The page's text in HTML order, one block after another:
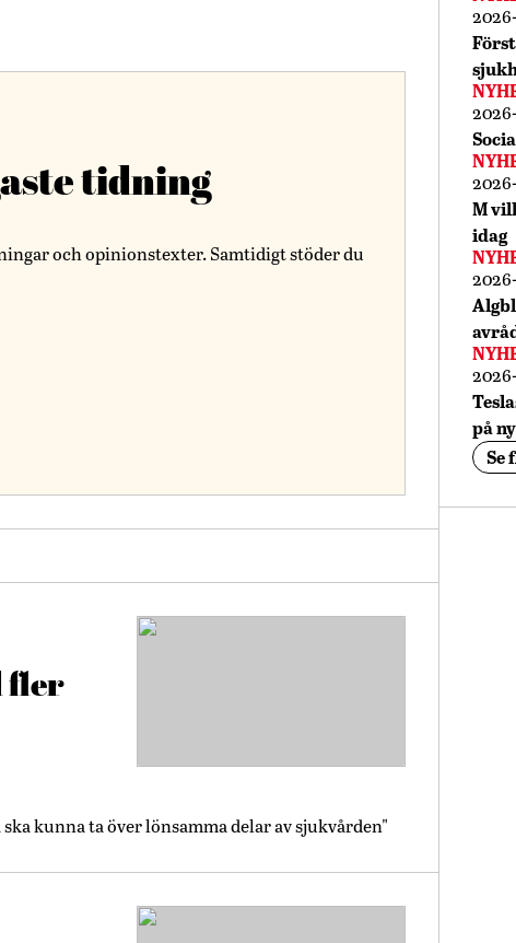
tidning
och opinionstexter. Samtidigt stöder du
fler
kunna ta över lönsamma delar av sjukvården"
M
idag
på
Se